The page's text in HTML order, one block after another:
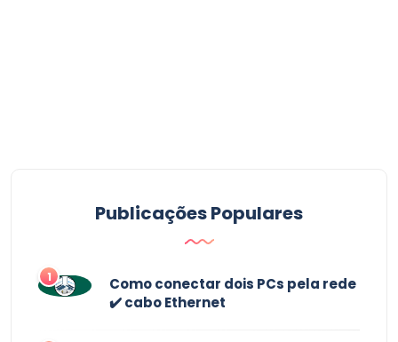
Publicações Populares
1
Como conectar dois PCs pela rede
✔️ cabo Ethernet